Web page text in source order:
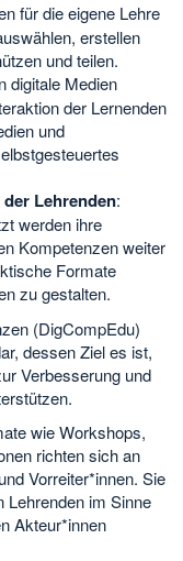
für die eigene Lehre
erstellen
und teilen.
digitale Medien
der Lernenden
und
Lehrenden:
werden ihre
Kompetenzen weiter
Formate
zu gestalten.
(DigCompEdu)
dessen Ziel es ist,
Verbesserung und
wie Workshops,
richten sich an
Vorreiter*innen. Sie
Lehrenden im Sinne
Akteur*innen